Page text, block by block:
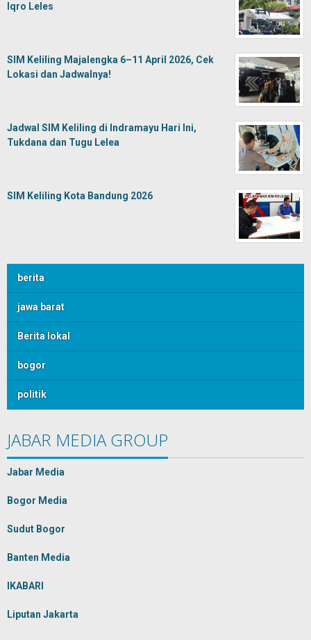
Iqro Leles
SIM Keliling Majalengka 6–11 April 2026, Cek
Lokasi dan Jadwalnya!
Jadwal SIM Keliling di Indramayu Hari Ini,
Tukdana dan Tugu Lelea
SIM Keliling Kota Bandung 2026
berita
jawa barat
Berita lokal
bogor
politik
JABAR MEDIA GROUP
Jabar Media
Bogor Media
Sudut Bogor
Banten Media
IKABARI
Liputan Jakarta